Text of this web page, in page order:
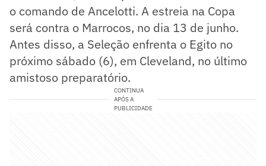
o comando de Ancelotti. A estreia na Copa
será contra o Marrocos, no dia 13 de junho.
Antes disso, a Seleção enfrenta o Egito no
próximo sábado (6), em Cleveland, no último
amistoso preparatório.
CONTINUA
APÓS A
PUBLICIDADE